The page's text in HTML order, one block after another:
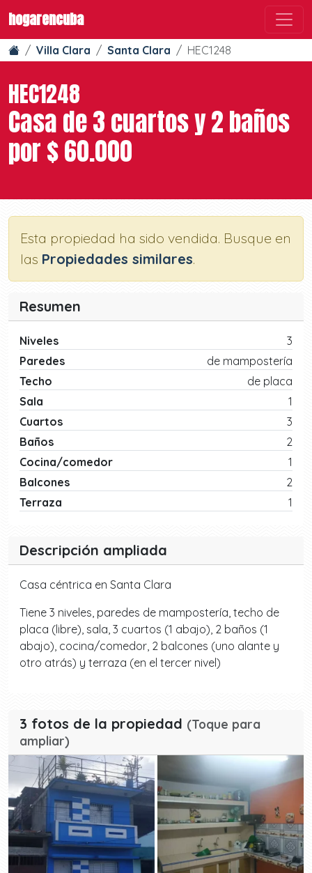
hogarencuba
Villa Clara Santa Clara HEC1248
HEC1248
Casa de 3 cuartos y 2 baños
por $ 60.000
Esta propiedad ha sido vendida. Busque en
las Propiedades similares.
Resumen
Niveles
3
Paredes
de mampostería
Techo
de placa
Sala
1
Cuartos
3
Baños
2
Cocina/comedor
1
Balcones
2
Terraza
1
Descripción ampliada
Casa céntrica en Santa Clara
Tiene 3 niveles, paredes de mampostería, techo de
placa (libre), sala, 3 cuartos (1 abajo), 2 baños (1
abajo), cocina/comedor, 2 balcones (uno alante y
otro atrás) y terraza (en el tercer nivel)
3 fotos de la propiedad (Toque para
ampliar)